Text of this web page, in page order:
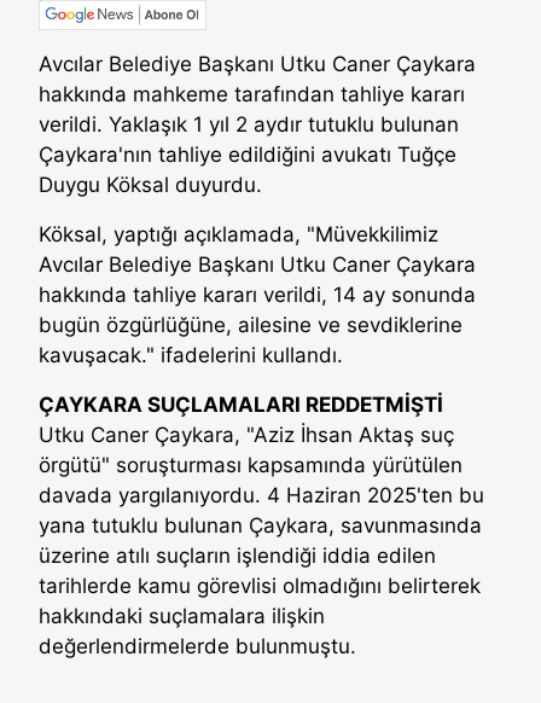
Avcılar Belediye Başkanı Utku Caner Çaykara
hakkında mahkeme tarafından tahliye kararı
verildi. Yaklaşık 1 yıl 2 aydır tutuklu bulunan
Çaykara'nın tahliye edildiğini avukatı Tuğçe
Duygu Köksal duyurdu.
Köksal, yaptığı açıklamada, "Müvekkilimiz
Avcılar Belediye Başkanı Utku Caner Çaykara
hakkında tahliye kararı verildi, 14 ay sonunda
bugün özgürlüğüne, ailesine ve sevdiklerine
kavuşacak." ifadelerini kullandı.
ÇAYKARA SUÇLAMALARI REDDETMİŞTİ
Utku Caner Çaykara, "Aziz İhsan Aktaş suç
örgütü" soruşturması kapsamında yürütülen
davada yargılanıyordu. 4 Haziran 2025'ten bu
yana tutuklu bulunan Çaykara, savunmasında
üzerine atılı suçların işlendiği iddia edilen
tarihlerde kamu görevlisi olmadığını belirterek
hakkındaki suçlamalara ilişkin
değerlendirmelerde bulunmuştu.